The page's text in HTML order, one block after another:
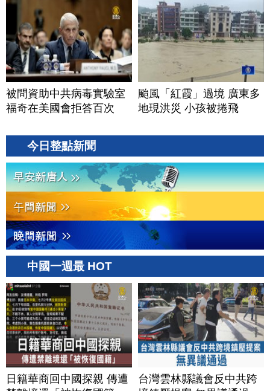
被問資助中共病毒實驗室
福奇在美國會拒答百次
颱風「紅霞」過境 廣東多
地現洪災 小孩被捲飛
今日整點新聞
中國一週最 HOT
日籍華商回中國探親 傳遭
台灣雲林縣議會反中共跨